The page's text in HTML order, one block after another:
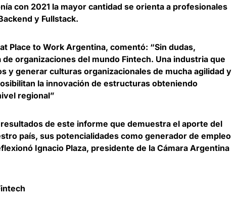
con 2021 la mayor cantidad se orienta a profesionales
y Fullstack.
Place to Work Argentina, comentó: “Sin dudas,
organizaciones del mundo Fintech. Una industria que
y generar culturas organizacionales de mucha agilidad y
la innovación de estructuras obteniendo
regional”
de este informe que demuestra el aporte del
país, sus potencialidades como generador de empleo
Ignacio Plaza, presidente de la Cámara Argentina